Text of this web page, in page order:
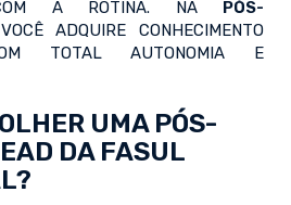
COM A ROTINA. NA PÓS-
ADQUIRE CONHECIMENTO
TOTAL AUTONOMIA E
UMA PÓS-
DA FASUL